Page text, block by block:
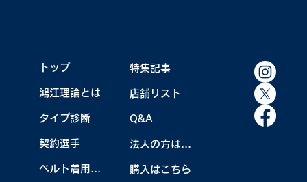
【TEAM KOUNOE】うで体・菅楓華プロ
トップ
鴻江理論とは
タイプ診断
契約選手
ベルト着用効果
特集記事
店舗リスト
Q&A
購入はこちら